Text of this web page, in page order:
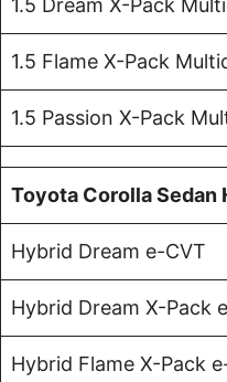
1.5 Dream X-Pack
1.5 Flame X-Pack
1.5 Passion X-Pack
Toyota Corolla Sedan
Hybrid Dream e-CVT
Hybrid Dream X-Pack
Hybrid Flame X-Pack